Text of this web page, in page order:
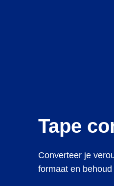
Tape
Converteer je
formaat en